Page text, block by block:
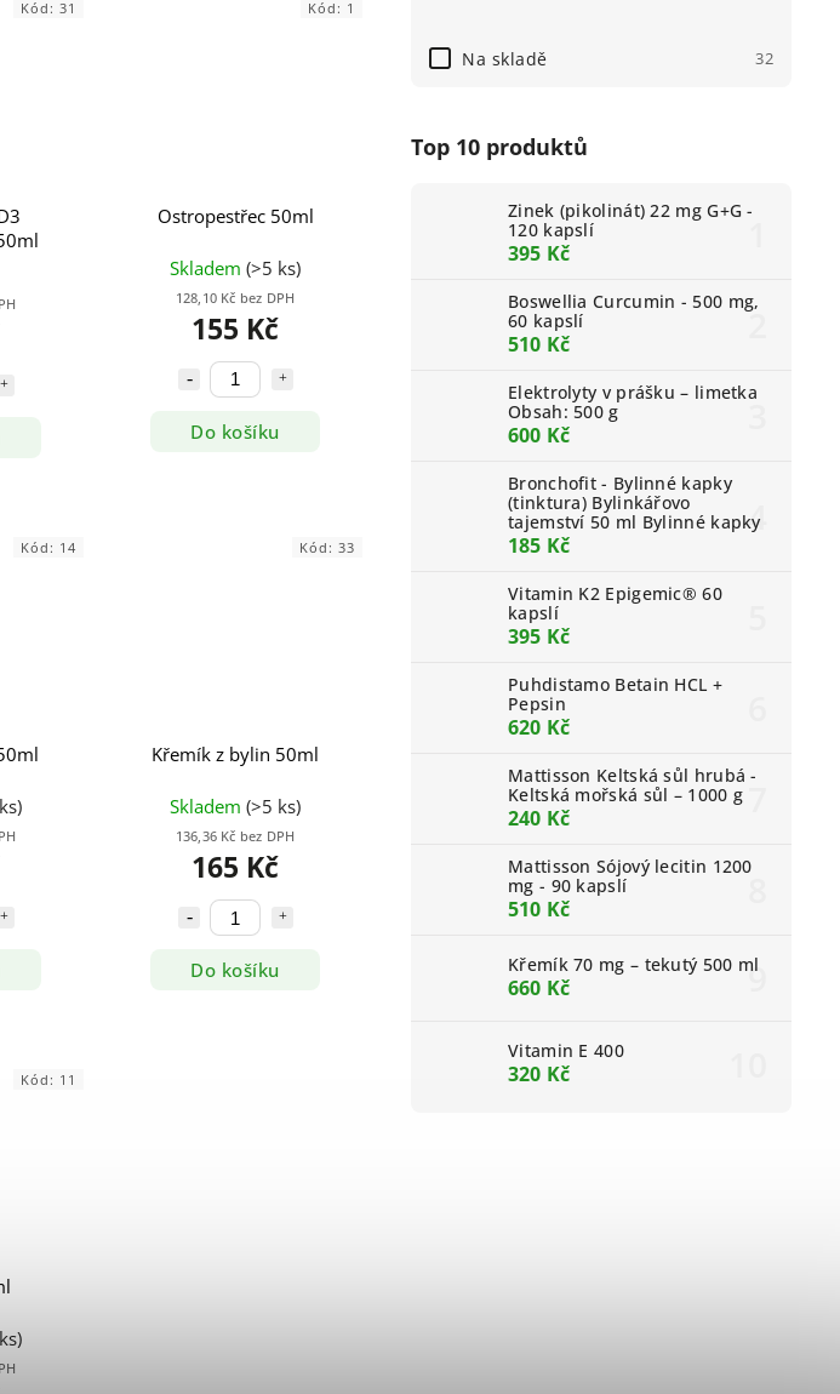
Na skladě 32
Top 10 produktů
Zinek (pikolinát) 22 mg G+G -
120 kapslí
395 Kč
Boswellia Curcumin - 500 mg,
60 kapslí
510 Kč
Elektrolyty v prášku – limetka
Obsah: 500 g
600 Kč
Bronchofit - Bylinné kapky
(tinktura) Bylinkářovo
tajemství 50 ml Bylinné kapky
185 Kč
Vitamin K2 Epigemic® 60
kapslí
395 Kč
Puhdistamo Betain HCL +
Pepsin
620 Kč
Mattisson Keltská sůl hrubá -
Keltská mořská sůl – 1000 g
240 Kč
Mattisson Sójový lecitin 1200
mg - 90 kapslí
510 Kč
Křemík 70 mg – tekutý 500 ml
660 Kč
Vitamin E 400
320 Kč
Kód: 31
Ostropestřec 50ml
Skladem (>5 ks)
128,10 Kč bez DPH
155 Kč
Do košíku
Kód: 1
Kód: 14
Křemík z bylin 50ml
Skladem (>5 ks)
136,36 Kč bez DPH
165 Kč
Do košíku
Kód: 33
Kód: 11